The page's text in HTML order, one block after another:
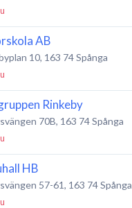
AB
10, 163 74Spånga
Rinkeby
70B, 163 74Spånga
HB
57-61, 163 74Spånga